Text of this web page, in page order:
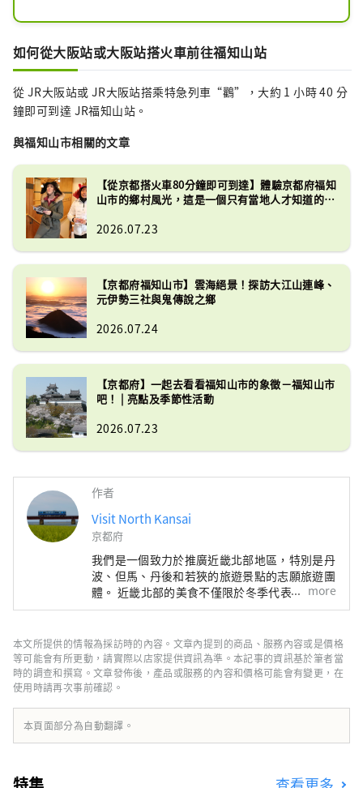
這裡也是京都丹後鐵道的始發站。
車站北側還有旅遊資訊中心，可以租借
自行車。
自動售票機=〇
如何從大阪站或大阪站搭火車前往福知山站
從 JR大阪站或 JR大阪站搭乘特急列車“鸛”，大約 1 小時 40 分
鐘即可到達 JR福知山站。
與福知山市相關的文章
【從京都搭火車80分鐘即可到達】體驗京都府福知
山市的鄉村風光，這是一個只有當地人才知道的特
2026.07.23
【京都府福知山市】雲海絕景！探訪大江山連峰、
元伊勢三社與鬼傳說之鄉
2026.07.24
【京都府】一起去看看福知山市的象徵－福知山市
吧！ | 亮點及季節性活動
2026.07.23
作者
Visit North Kansai
京都府
我們是一個致力於推廣近畿北部地區，特別是丹
波、但馬、丹後和若狹的旅遊景點的志願旅遊團
體。 近畿北部的美食不僅限於冬季代表性海鮮
——螃蟹，還包括牡蠣、鰤魚、河豚，以及夏季
巴栗子、丹巴黑豆，夏季水果則有沙丘瓜，因
此，這裡一年四季都能品嚐到美食。 如果我能
夠分享一些訊息，讓人們可以多次遊覽廣闊的近
畿北部地區，並享受火車旅行的樂趣，我將感到
非常高興。
more
本文所提供的情報為採訪時的內容。文章內提到的商品、服務內容或是價格
等可能會有所更動，請實際以店家提供資訊為準。本記事的資訊基於筆者當
時的調查和撰寫。文章發佈後，產品或服務的內容和價格可能會有變更，在
使用時請再次事前確認。
本頁面部分為自動翻譯。
查看更多